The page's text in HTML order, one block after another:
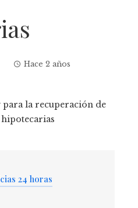
Hace 2 años
24 horas